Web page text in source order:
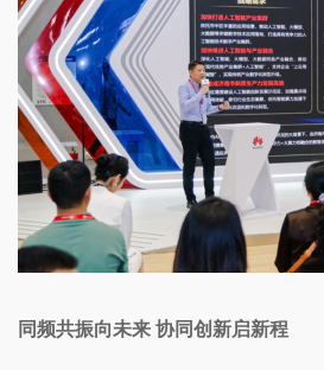
同频共振向未来 协同创新启新程